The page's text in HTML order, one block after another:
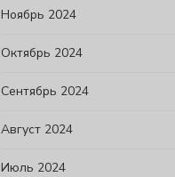
Ноябрь 2024
Октябрь 2024
Сентябрь 2024
Август 2024
Июль 2024